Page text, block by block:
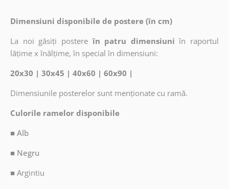
Dimensiuni disponibile de postere (în cm)
La noi găsiți postere în patru dimensiuni în raportul
lățime x înălțime, în special în dimensiuni:
20x30 | 30x45 | 40x60 | 60x90 |
Dimensiunile posterelor sunt menționate cu ramă.
Culorile ramelor disponibile
■ Alb
■ Negru
■ Argintiu